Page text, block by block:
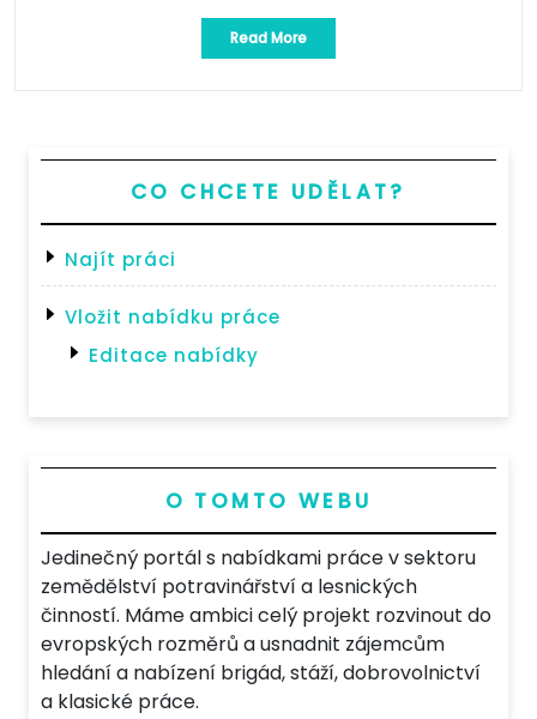
Read More„Zahradník
/
CO CHCETE UDĚLAT?
Najít práci
Vložit nabídku práce
Editace nabídky
O TOMTO WEBU
Jedinečný portál s nabídkami práce v sektoru
zemědělství potravinářství a lesnických
činností. Máme ambici celý projekt rozvinout do
evropských rozměrů a usnadnit zájemcům
hledání a nabízení brigád, stáží, dobrovolnictví
a klasické práce.